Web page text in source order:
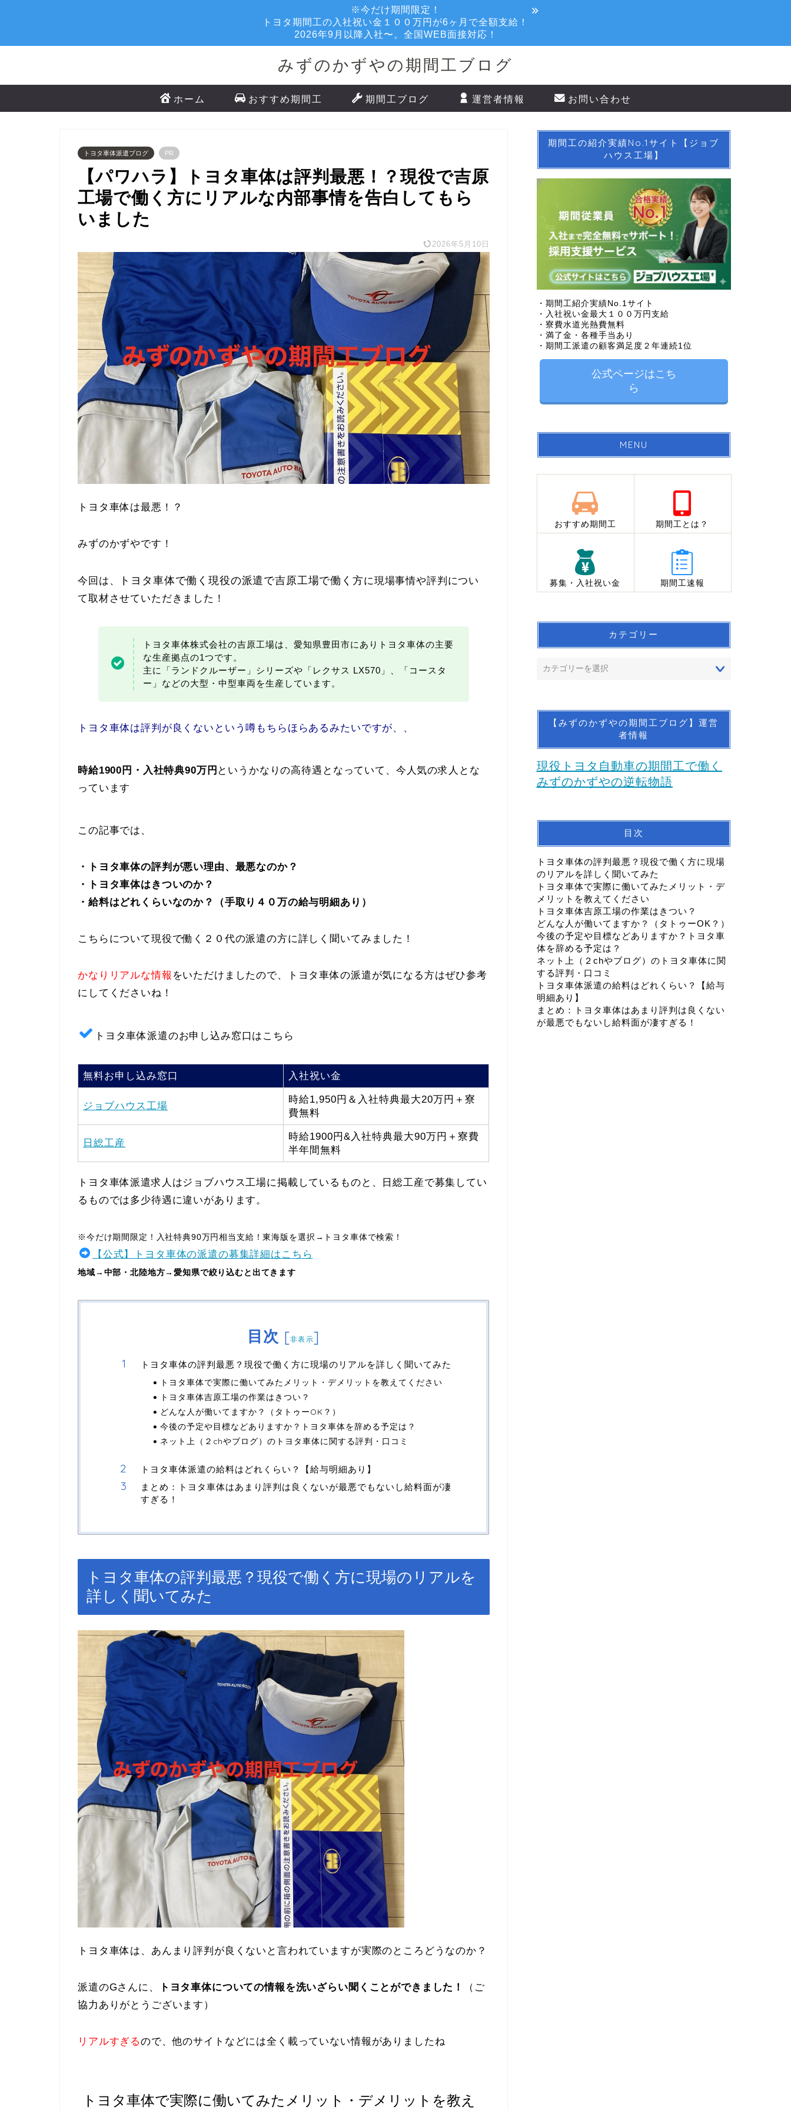
※今だけ期間限定！
トヨタ期間工の入社祝い金１００万円が6ヶ月で全額支給！
2026年9月以降入社〜。全国WEB面接対応！
みずのかずやの期間工ブログ
ホーム おすすめ期間工 期間工ブログ 運営者情報 お問い合わせ
トヨタ車体派遣ブログ PR
【パワハラ】トヨタ車体は評判最悪！？現役で吉原
工場で働く方にリアルな内部事情を告白してもら
いました
2026年5月10日
トヨタ車体は最悪！？
みずのかずやです！
今回は、 トヨタ車体で働く現役の派遣で吉原工場で働く方に現場事情や評判につい
て取材させていただきました！
トヨタ車体株式会社の吉原工場は、愛知県豊田市にありトヨタ車体の主要
な生産拠点の1つです。
主に「ランドクルーザー」シリーズや「レクサス LX570」、「コースタ
ー」などの大型・中型車両を生産しています。
トヨタ車体は評判が良くないという噂もちらほらあるみたいですが、、
時給1900円・入社特典90万円 というかなりの高待遇となっていて、今人気の求人とな
っています
この記事では、
・トヨタ車体の評判が悪い理由、最悪なのか？
・トヨタ車体はきついのか？
・給料はどれくらいなのか？（手取り４０万の給与明細あり）
こちらについて現役で働く２０代の派遣の方に詳しく聞いてみました！
かなりリアルな情報 をいただけましたので、トヨタ車体の派遣が気になる方はぜひ参考
にしてくださいね！
トヨタ車体派遣のお申し込み窓口はこちら
無料お申し込み窓口 入社祝い金
ジョブハウス工場
時給1,950円＆入社特典最大20万円＋寮
費無料
日総工産
時給1900円&入社特典最大90万円＋寮費
半年間無料
トヨタ車体派遣求人はジョブハウス工場に掲載しているものと、日総工産で募集してい
るものでは多少待遇に違いがあります。
※今だけ期間限定！入社特典90万円相当支給！東海版を選択→トヨタ車体で検索！
【公式】トヨタ車体の派遣の募集詳細はこちら
地域→中部・北陸地方→愛知県で絞り込むと出てきます
目次 [非表示]
トヨタ車体の評判最悪？現役で働く方に現場のリアルを詳しく聞いてみた
トヨタ車体で実際に働いてみたメリット・デメリットを教えてください
トヨタ車体吉原工場の作業はきつい？
どんな人が働いてますか？（タトゥーOK？）
今後の予定や目標などありますか？トヨタ車体を辞める予定は？
ネット上（２chやブログ）のトヨタ車体に関する評判・口コミ
トヨタ車体派遣の給料はどれくらい？【給与明細あり】
まとめ：トヨタ車体はあまり評判は良くないが最悪でもないし給料面が凄
すぎる！
トヨタ車体の評判最悪？現役で働く方に現場のリアルを
詳しく聞いてみた
トヨタ車体は、あんまり評判が良くないと言われていますが実際のところどうなのか？
派遣のGさんに、 トヨタ車体についての情報を洗いざらい聞くことができました！
（ご
協力ありがとうございます）
リアルすぎるので、他のサイトなどには全く載っていない情報がありましたね
トヨタ車体で実際に働いてみたメリット・デメリットを教え
期間工の紹介実績No.1サイト【ジョブ
ハウス工場】
・期間工紹介実績No.1サイト
・入社祝い金最大１００万円支給
・寮費水道光熱費無料
・満了金・各種手当あり
・期間工派遣の顧客満足度２年連続1位
公式ページはこち
ら
MENU
おすすめ期間工 期間工とは？
募集・入社祝い金 期間工速報
カテゴリー
【みずのかずやの期間工ブログ】運営
者情報
現役トヨタ自動車の期間工で働く
みずのかずやの逆転物語
目次
トヨタ車体の評判最悪？現役で働く方に現場
のリアルを詳しく聞いてみた
トヨタ車体で実際に働いてみたメリット・デ
メリットを教えてください
トヨタ車体吉原工場の作業はきつい？
どんな人が働いてますか？（タトゥーOK？）
今後の予定や目標などありますか？トヨタ車
体を辞める予定は？
ネット上（２chやブログ）のトヨタ車体に関
する評判・口コミ
トヨタ車体派遣の給料はどれくらい？【給与
明細あり】
まとめ：トヨタ車体はあまり評判は良くない
が最悪でもないし給料面が凄すぎる！